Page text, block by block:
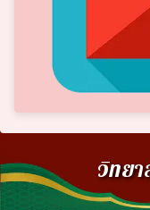
วิทยา